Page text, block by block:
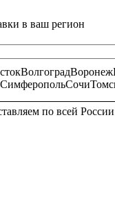
в ваш регион
ВолгоградВоронеж
СимферопольСочи
по всей